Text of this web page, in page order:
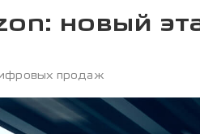
новый
продаж